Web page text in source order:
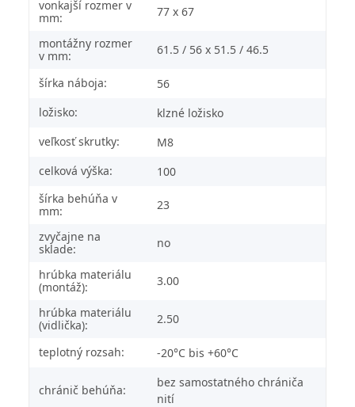
vonkajší rozmer v
mm:
77 x 67
montážny rozmer
v mm:
61.5 / 56 x 51.5 / 46.5
šírka náboja:
56
ložisko:
klzné ložisko
veľkosť skrutky:
M8
celková výška:
100
šírka behúňa v
mm:
23
zvyčajne na
sklade:
no
hrúbka materiálu
(montáž):
3.00
hrúbka materiálu
(vidlička):
2.50
teplotný rozsah: -20°C bis +60°C
chránič behúňa:
bez samostatného chrániča
nití